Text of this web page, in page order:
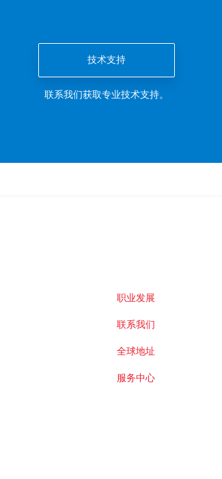
技术支持
联系我们获取专业技术支持。
职业发展
联系我们
全球地址
服务中心